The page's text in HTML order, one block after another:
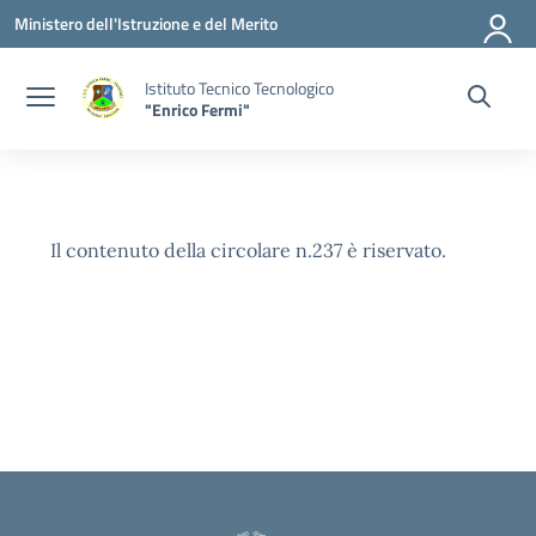
Vai ai contenuti
Vai al menu di navigazione
Vai al footer
Ministero dell'Istruzione e del Merito
Istituto Tecnico Tecnologico
"Enrico Fermi"
Il contenuto della circolare n.237 è riservato.